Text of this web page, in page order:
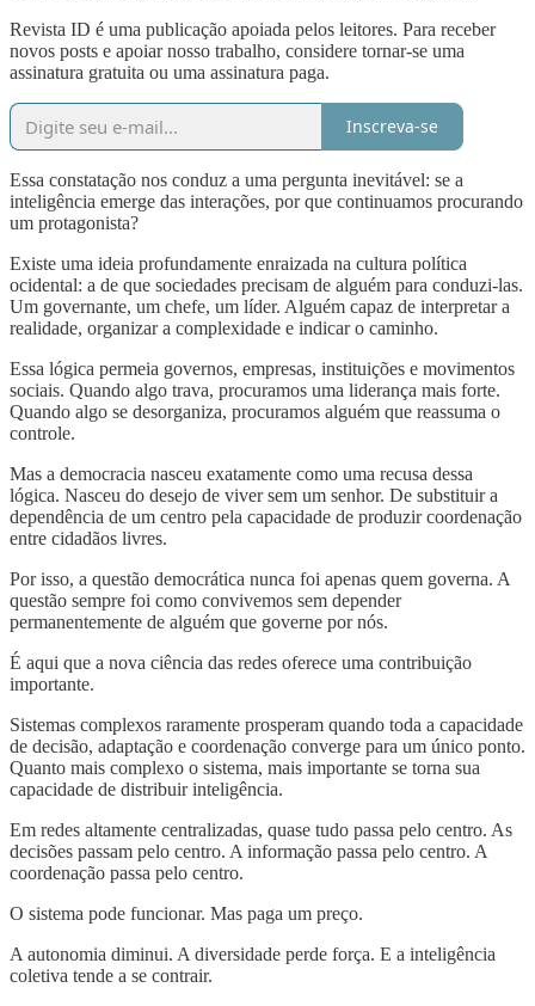
Revista ID é uma publicação apoiada pelos leitores. Para receber
novos posts e apoiar nosso trabalho, considere tornar-se uma
assinatura gratuita ou uma assinatura paga.
Inscreva-se
Essa constatação nos conduz a uma pergunta inevitável: se a
inteligência emerge das interações, por que continuamos procurando
um protagonista?
Existe uma ideia profundamente enraizada na cultura política
ocidental: a de que sociedades precisam de alguém para conduzi-las.
Um governante, um chefe, um líder. Alguém capaz de interpretar a
realidade, organizar a complexidade e indicar o caminho.
Essa lógica permeia governos, empresas, instituições e movimentos
sociais. Quando algo trava, procuramos uma liderança mais forte.
Quando algo se desorganiza, procuramos alguém que reassuma o
controle.
Mas a democracia nasceu exatamente como uma recusa dessa
lógica. Nasceu do desejo de viver sem um senhor. De substituir a
dependência de um centro pela capacidade de produzir coordenação
entre cidadãos livres.
Por isso, a questão democrática nunca foi apenas quem governa. A
questão sempre foi como convivemos sem depender
permanentemente de alguém que governe por nós.
É aqui que a nova ciência das redes oferece uma contribuição
importante.
Sistemas complexos raramente prosperam quando toda a capacidade
de decisão, adaptação e coordenação converge para um único ponto.
Quanto mais complexo o sistema, mais importante se torna sua
capacidade de distribuir inteligência.
Em redes altamente centralizadas, quase tudo passa pelo centro. As
decisões passam pelo centro. A informação passa pelo centro. A
coordenação passa pelo centro.
O sistema pode funcionar. Mas paga um preço.
A autonomia diminui. A diversidade perde força. E a inteligência
coletiva tende a se contrair.